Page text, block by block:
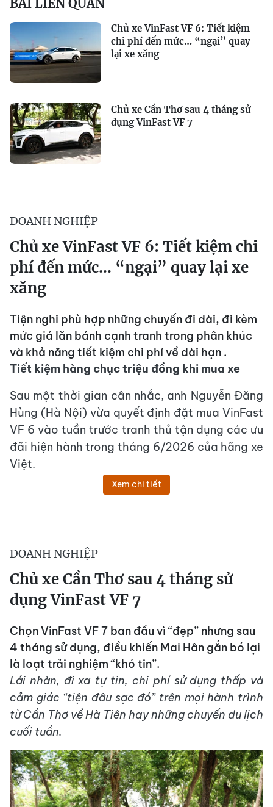
BÀI LIÊN QUAN
Chủ xe VinFast VF 6: Tiết kiệm
chi phí đến mức… “ngại” quay
lại xe xăng
Chủ xe Cần Thơ sau 4 tháng sử
dụng VinFast VF 7
DOANH NGHIỆP
Chủ xe VinFast VF 6: Tiết kiệm chi
phí đến mức… “ngại” quay lại xe
xăng
Tiện nghi phù hợp những chuyến đi dài, đi kèm
mức giá lăn bánh cạnh tranh trong phân khúc
và khả năng tiết kiệm chi phí về dài hạn .
Tiết kiệm hàng chục triệu đồng khi mua xe
Sau một thời gian cân nhắc, anh Nguyễn Đăng
Hùng (Hà Nội) vừa quyết định đặt mua VinFast
VF 6 vào tuần trước tranh thủ tận dụng các ưu
đãi hiện hành trong tháng 6/2026 của hãng xe
Việt.
Xem chi tiết
DOANH NGHIỆP
Chủ xe Cần Thơ sau 4 tháng sử
dụng VinFast VF 7
Chọn VinFast VF 7 ban đầu vì “đẹp” nhưng sau
4 tháng sử dụng, điều khiến Mai Hân gắn bó lại
là loạt trải nghiệm “khó tin”.
Lái nhàn, đi xa tự tin, chi phí sử dụng thấp và
cảm giác “tiện đâu sạc đó” trên mọi hành trình
từ Cần Thơ về Hà Tiên hay những chuyến du lịch
cuối tuần.